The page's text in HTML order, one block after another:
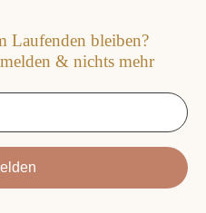
Produktseite
gewählt
Laufenden bleiben?
& nichts mehr